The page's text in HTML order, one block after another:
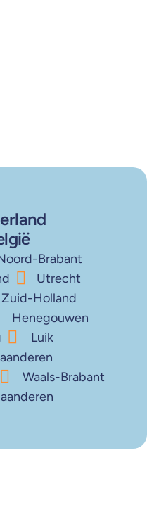
Brabant
Utrecht
Zuid-Holland
Henegouwen
Luik
Waals-Brabant